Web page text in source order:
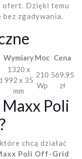
ofert. Dzięki temu
zgadywania.
WymiaryMoc Cena
1320 x
992 x 35
mm
210
Wp
569.95
zł
Poli
chcą działać
Poli Off-Grid